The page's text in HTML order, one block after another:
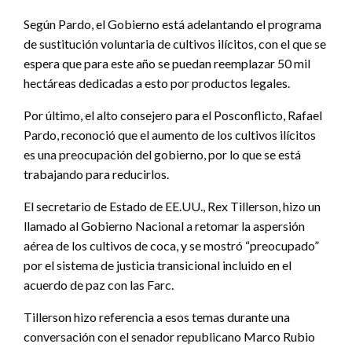
Según Pardo, el Gobierno está adelantando el programa
de sustitución voluntaria de cultivos ilícitos, con el que se
espera que para este año se puedan reemplazar 50 mil
hectáreas dedicadas a esto por productos legales.
Por último, el alto consejero para el Posconflicto, Rafael
Pardo, reconoció que el aumento de los cultivos ilícitos
es una preocupación del gobierno, por lo que se está
trabajando para reducirlos.
El secretario de Estado de EE.UU., Rex Tillerson, hizo un
llamado al Gobierno Nacional a retomar la aspersión
aérea de los cultivos de coca, y se mostró “preocupado”
por el sistema de justicia transicional incluido en el
acuerdo de paz con las Farc.
Tillerson hizo referencia a esos temas durante una
conversación con el senador republicano Marco Rubio